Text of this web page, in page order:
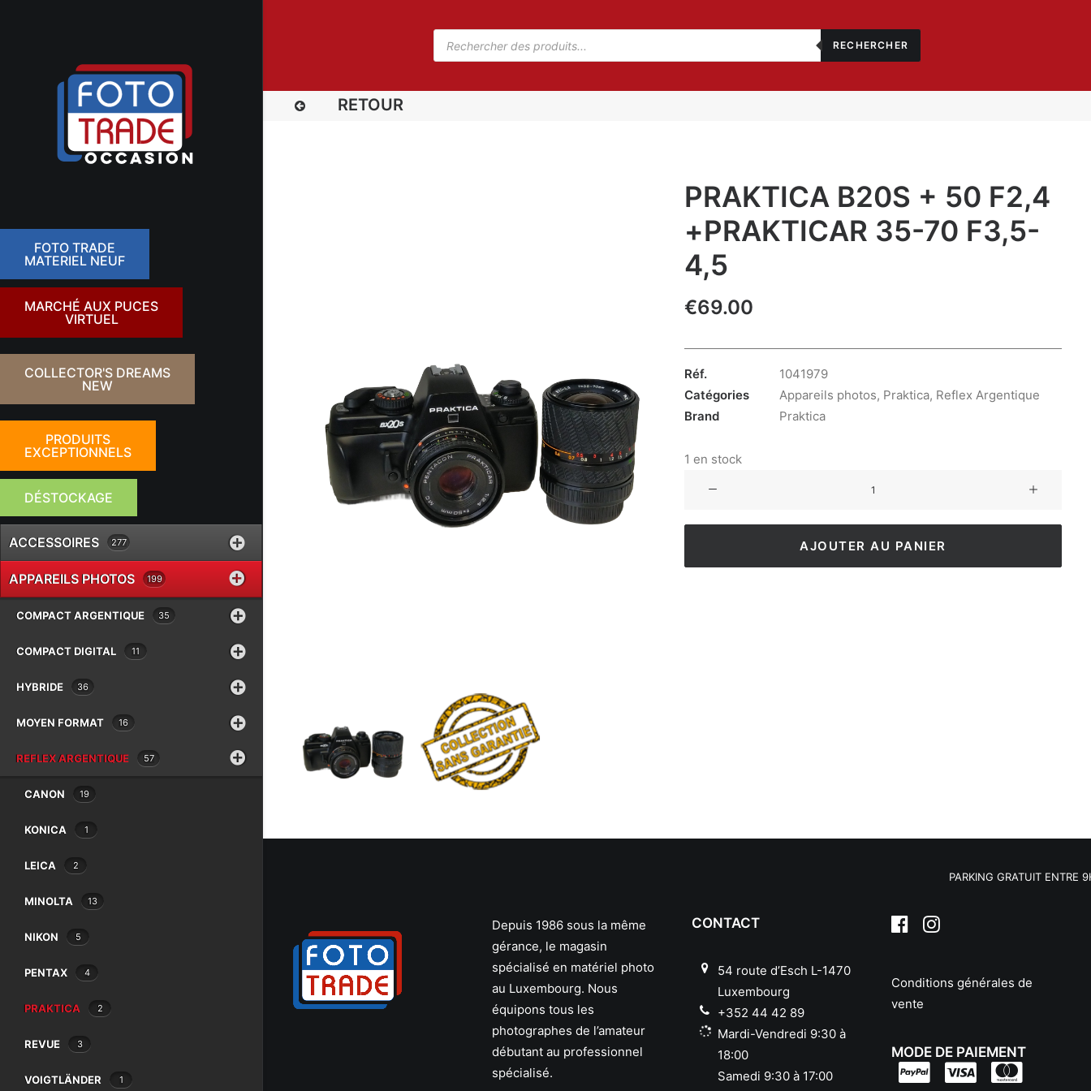
FOTO TRADE
MATERIEL NEUF
MARCHÉ AUX PUCES
VIRTUEL
COLLECTOR'S DREAMS
NEW
PRODUITS
EXCEPTIONNELS
DÉSTOCKAGE
ACCESSOIRES 277
APPAREILS PHOTOS 199
COMPACT ARGENTIQUE 35
COMPACT DIGITAL 11
HYBRIDE 36
MOYEN FORMAT 16
REFLEX ARGENTIQUE 57
CANON 19
KONICA 1
LEICA 2
MINOLTA 13
NIKON 5
PENTAX 4
PRAKTICA 2
REVUE 3
VOIGTLÄNDER 1
RECHERCHER
RETOUR
PRAKTICA B20S + 50 F2,4
+PRAKTICAR 35-70 F3,5-
4,5
€69.00
Réf.
1041979
Catégories
Appareils photos, Praktica, Reflex Argentique
Brand
Praktica
1 en stock
AJOUTER AU PANIER
PARKING GRATUIT ENTRE
Depuis 1986 sous la même
gérance, le magasin
spécialisé en matériel photo
au Luxembourg. Nous
équipons tous les
photographes de l’amateur
débutant au professionnel
spécialisé.
CONTACT
54 route d’Esch L-1470
Luxembourg
+352 44 42 89
Mardi-Vendredi 9:30 à
18:00
Samedi 9:30 à 17:00
Conditions générales de
vente
MODE DE PAIEMENT